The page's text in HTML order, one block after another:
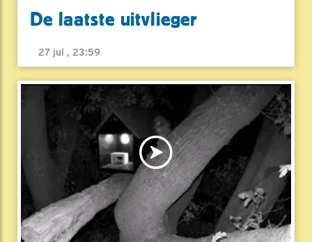
De laatste uitvlieger
27 jul , 23:59